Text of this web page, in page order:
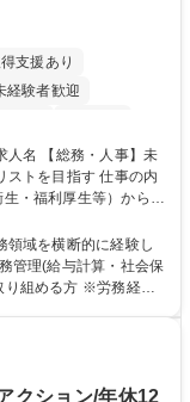
支援あり
経験者歓迎
休み 寮・社宅あり
目指す 仕事の内
・福利厚生等）からお
備範囲を広げ、組織運
康経営推進等をお任せ
経験を積んでいただき
【総
るゼネラリストを目
域を横断的に経験し
り組める方 ※労務経験
勤怠管理など）の経験
クション/年休12